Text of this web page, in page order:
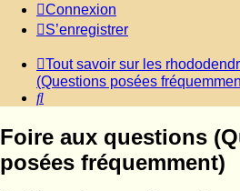
Connexion
S’enregistrer
Tout savoir sur les
(Questions posées
Rechercher
Foire aux questions
posées fréquemment)